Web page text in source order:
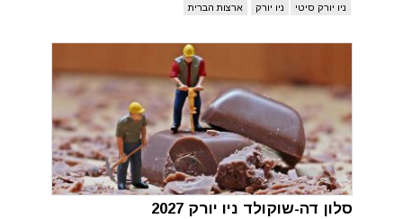
ניו יורק סיטי ניו יורק ארצות הברית
סלון דה-שוקולד ניו יורק 2027